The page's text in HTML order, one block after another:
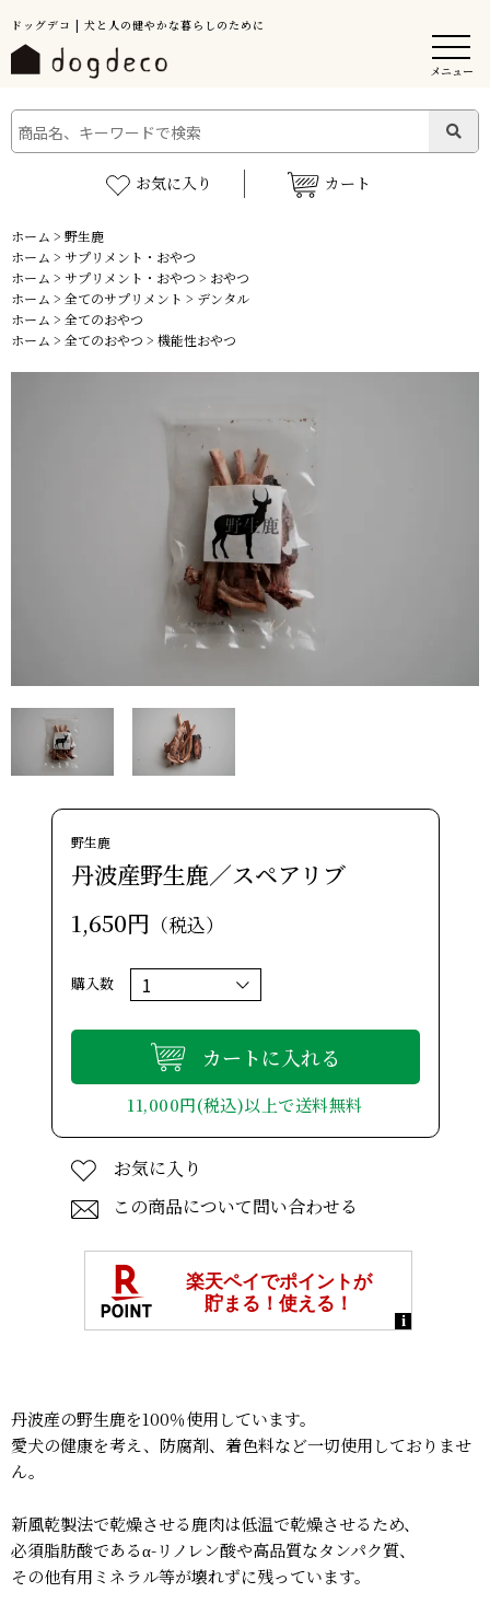
ドッグデコ | 犬と人の健やかな暮らしのために
メニュー
お気に入り カート
ホーム > 野生鹿
ホーム > サプリメント・おやつ
ホーム > サプリメント・おやつ > おやつ
ホーム > 全てのサプリメント > デンタル
ホーム > 全てのおやつ
ホーム > 全てのおやつ > 機能性おやつ
野生鹿
丹波産野生鹿／スペアリブ
1,650円 （税込）
購入数
カートに入れる
11,000円(税込)以上で送料無料
お気に入り
この商品について問い合わせる
丹波産の野生鹿を100％使用しています。
愛犬の健康を考え、防腐剤、着色料など一切使用しておりませ
ん。
新風乾製法で乾燥させる鹿肉は低温で乾燥させるため、
必須脂肪酸であるα-リノレン酸や高品質なタンパク質、
その他有用ミネラル等が壊れずに残っています。